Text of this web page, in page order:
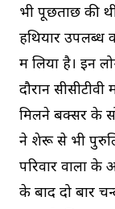
भी पूछताछ की
हथियार उपलब्ध
में लिया है। इन
दौरान
मिलने बक्सर के
ने शेरू से भी
परिवार वालों
के बाद दो बार